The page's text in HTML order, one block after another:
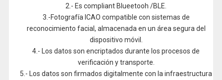
2.- Es compliant Blueetooh /BLE.
3.-Fotografía ICAO compatible con sistemas de
reconocimiento facial, almacenada en un área segura del
dispositivo móvil.
4.- Los datos son encriptados durante los procesos de
verificación y transporte.
5.- Los datos son firmados digitalmente con la infraestructura